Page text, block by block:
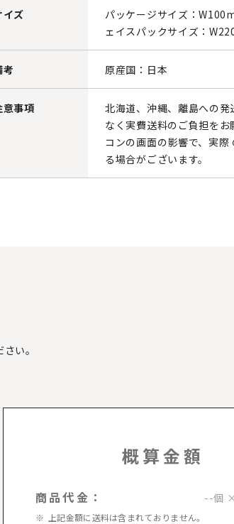
イズ
パッケージサイズ：
ェイスパックサイズ：
考 原産国：日本
意事項
北海道、沖縄、離島への
なく実費送料のご負担をお
コンの画面の影響で、実際
る場合がございます。
い。
概算金額
商品代金： --個
上記金額に送料は含まれておりません。